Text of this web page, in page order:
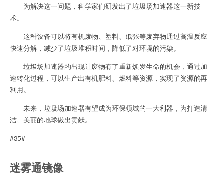
为解决这一问题，科学家们研发出了垃圾场加速器这一新技
术。
这种设备可以将有机废物、塑料、纸张等废弃物通过高温反应
快速分解，减少了垃圾堆积时间，降低了对环境的污染。
垃圾场加速器的出现让废物有了重新焕发生命的机会，通过加
速转化过程，可以生产出有机肥料、燃料等资源，实现了资源的再
利用。
未来，垃圾场加速器有望成为环保领域的一大利器，为打造清
洁、美丽的地球做出贡献。
#35#
迷雾通镜像